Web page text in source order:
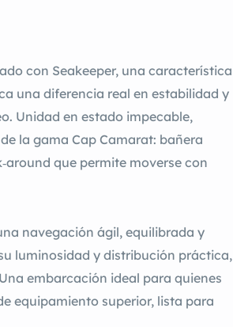
con Seakeeper, una característica
una diferencia real en estabilidad y
Unidad en estado impecable,
la gama Cap Camarat: bañera
que permite moverse con
navegación ágil, equilibrada y
luminosidad y distribución práctica,
embarcación ideal para quienes
equipamiento superior, lista para